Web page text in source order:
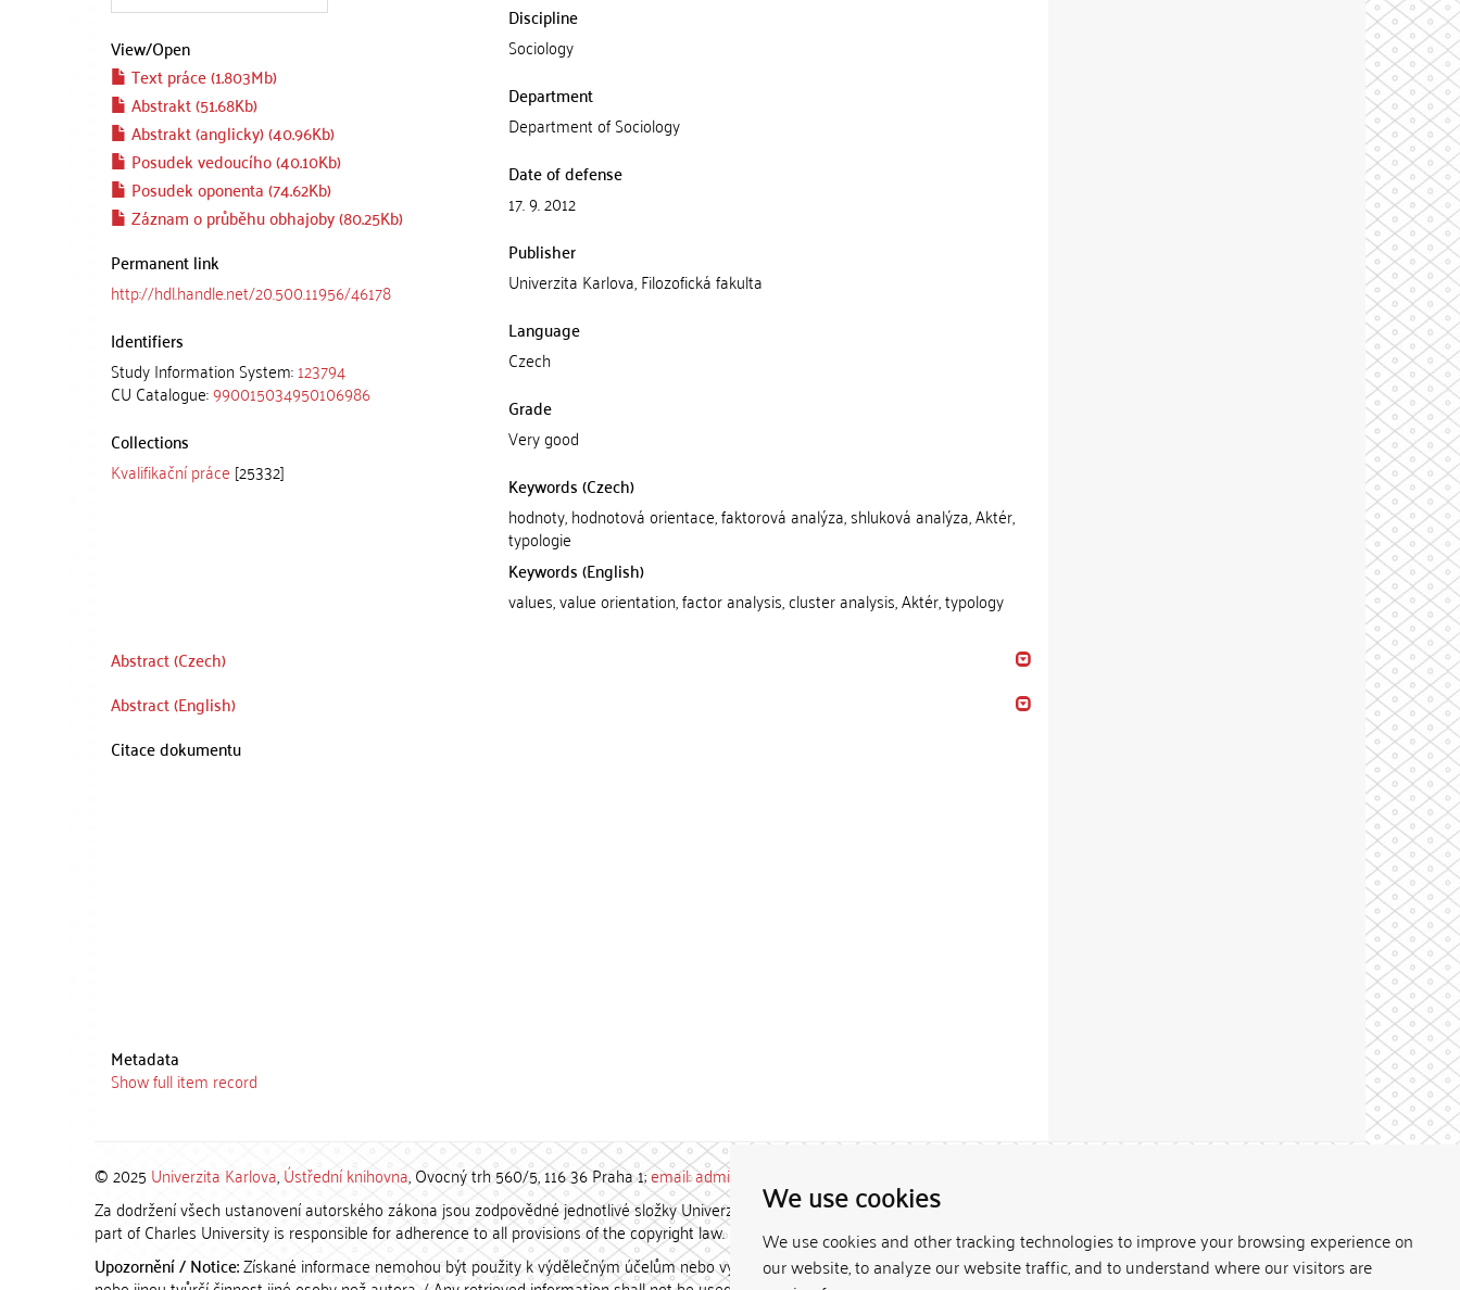
We use cookies
We use cookies and other tracking technologies to improve your browsing experience on
our website, to analyze our website traffic, and to understand where our visitors are
View/Open
Text práce (1.803Mb)
Abstrakt (51.68Kb)
Abstrakt (anglicky) (40.96Kb)
Posudek vedoucího (40.10Kb)
Posudek oponenta (74.62Kb)
Záznam o průběhu obhajoby (80.25Kb)
Permanent link
http://hdl.handle.net/20.500.11956/46178
Identifiers
Study Information System:123794
CU Catalogue:990015034950106986
Collections
Kvalifikační práce [25332]
Discipline
Sociology
Department
Department of Sociology
Date of defense
17. 9. 2012
Publisher
Univerzita Karlova, Filozofická fakulta
Language
Czech
Grade
Very good
Keywords (Czech)
hodnoty, hodnotová orientace, faktorová analýza, shluková analýza, Aktér,
typologie
Keywords (English)
values, value orientation, factor analysis, cluster analysis, Aktér, typology
Abstract (Czech)
Abstract (English)
Citace dokumentu
Metadata
Show full item record
© 2025 Univerzita Karlova,Ústřední knihovna, Ovocný trh 560/5, 116 36 Praha 1;email: admin-repozitar [at] cuni.cz
Za dodržení všech ustanovení autorského zákona jsou zodpovědné jednotlivé složky Univerzity Karlovy. / Each constituent
part of Charles University is responsible for adherence to all provisions of the copyright law.
Upozornění / Notice:Získané informace nemohou být použity k výdělečným účelům nebo vydávány za studijní, vědeckou